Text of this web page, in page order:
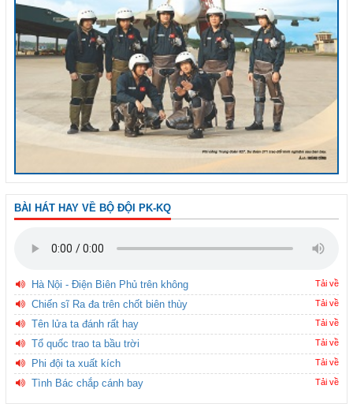
BÀI HÁT HAY VỀ BỘ ĐỘI PK-KQ
Hà Nội - Điện Biên Phủ trên không Tải về
Chiến sĩ Ra đa trên chốt biên thùy Tải về
Tên lửa ta đánh rất hay Tải về
Tổ quốc trao ta bầu trời Tải về
Phi đội ta xuất kích Tải về
Tình Bác chắp cánh bay Tải về